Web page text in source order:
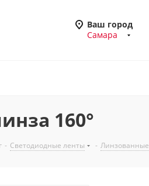
Ваш город
Самара
160°
- Светодиодные ленты - Линзованные